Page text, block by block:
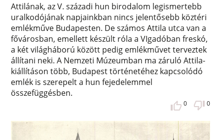
Attilának, az V. századi hun birodalom legismertebb
uralkodójának napjainkban nincs jelentősebb köztéri
emlékműve Budapesten. De számos Attila utca van a
fővárosban, emellett készült róla a VIgadóban freskó,
a két világháború között pedig emlékművet terveztek
állítani neki. A Nemzeti Múzeumban ma záruló Attila-
kiállításon több, Budapest történetéhez kapcsolódó
emlék is szerepelt a hun fejedelemmel
összefüggésben.
0 0